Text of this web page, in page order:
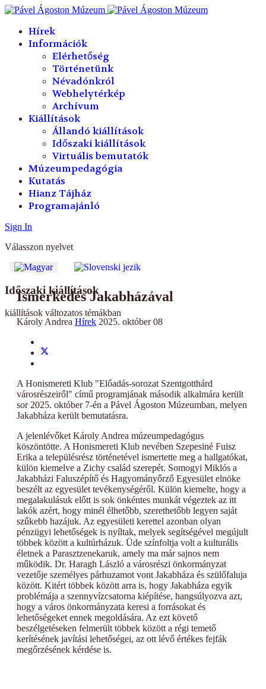
Hírek
Információk
Elérhetőség
Történetünk
Névadónkról
Webhelytérkép
Archívum
Kiállítások
Állandó kiállítások
Időszaki kiállítások
Virtuális bemutatók
Múzeumpedagógia
Kutatás
Hianz Tájház
Programajánló
Sign In
Válasszon nyelvet
Időszaki kiállítások
kiállítások változatos témákban
Ismerkedés Jakabházával
Károly Andrea Hírek 2025. október 08
A Honismereti Klub "Előadás-sorozat Szentgotthárd
városrészeiről" című programjának második alkalmára került
sor 2025. október 7-én a Pável Ágoston Múzeumban, melyen
Jakabháza került bemutatásra.
A jelenlévőket Károly Andrea múzeumpedagógus
köszöntötte. A Honismereti Klub nevében Szepesiné Fuisz
Erika a településrész történetével ismertette meg a hallgatókat,
külön kiemelve a Zichy család szerepét. Somogyi Miklós a
Jakabházi Faluszépítő és Hagyományőrző Egyesület elnöke
beszélt az egyesület tevékenységéről. Külön kiemelte, hogy a
megalakulásuk előtt is sok önkéntes munkát végeztek az itt
lakók azért, hogy minél élhetőbb, szerethetőbb legyen saját
szűkebb hazájuk. Az egyesületi kerettel azonban olyan
pénzügyi lehetőségek is nyíltak, melyek segítségével megújult
többek között a kultúrházuk. Üde színfoltja volt a kulturális
életnek a Parasztzenekaruk, amely ma már sajnos nem
működik. Dr. Haragh László a városrészi önkormányzat
vezetője személyes párhuzamot vont Jakabháza és szülőfaluja
között. Kitért többek között arra is, hogy Jakabháza egyik
problémája a szennyvízcsatorna kiépítése, hangsúlyozva azt,
hogy a város önkormányzata keresi a forrásokat és
lehetőségeket ennek megoldására. Az ezt követő
beszélgetéseken felmerült többek között a régi temető
kerítésének javítási lehetőségei, az ott lévő értékes fejfák
megőrzésének kérdése is.
év
hónap
év
hónap